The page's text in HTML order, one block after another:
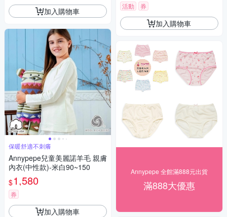
加入購物車
保暖舒適不刺癢
Annypepe兒童美麗諾羊毛 親膚
內衣(中性款)-米白90~150
$1,580
券
加入購物車
活動 券
加入購物車
Annypepe 全館滿888元出貨
滿888大優惠